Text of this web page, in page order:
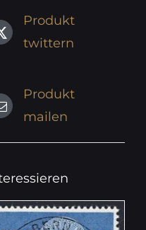
Produkt
twittern
Produkt
mailen